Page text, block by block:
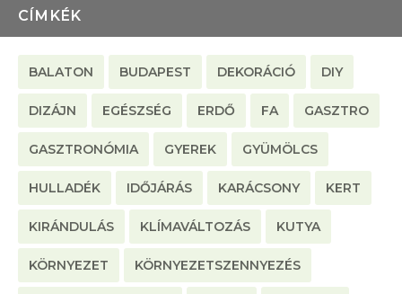
CÍMKÉK
BALATON BUDAPEST DEKORÁCIÓ DIY
DIZÁJN EGÉSZSÉG ERDŐ FA GASZTRO
GASZTRONÓMIA GYEREK GYÜMÖLCS
HULLADÉK IDŐJÁRÁS KARÁCSONY KERT
KIRÁNDULÁS KLÍMAVÁLTOZÁS KUTYA
KÖRNYEZET KÖRNYEZETSZENNYEZÉS